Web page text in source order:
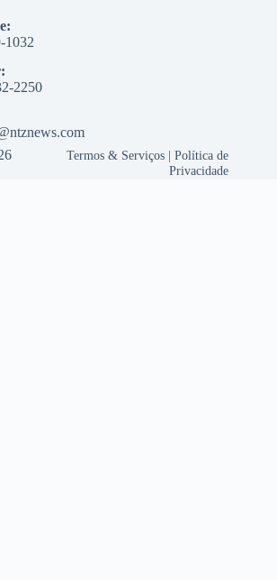
1032
2250
Termos & Serviços |Política de
Privacidade